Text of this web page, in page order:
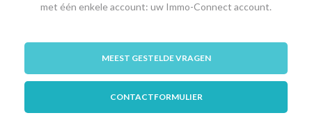
met één enkele account: uw Immo-Connect account.
MEEST GESTELDE VRAGEN
CONTACTFORMULIER